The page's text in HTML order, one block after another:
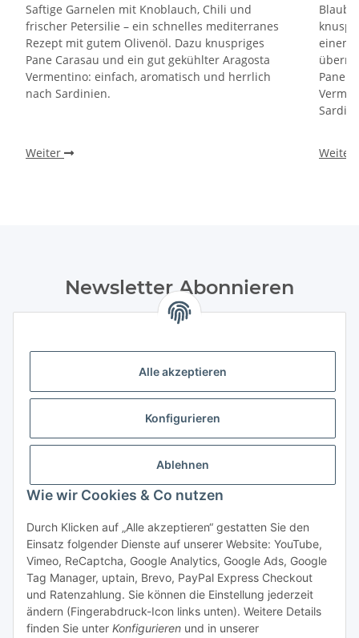
Alle akzeptieren
Konfigurieren
Ablehnen
Wie wir Cookies & Co nutzen
Durch Klicken auf „Alle akzeptieren“ gestatten Sie den
Einsatz folgender Dienste auf unserer Website: YouTube,
Vimeo, ReCaptcha, Google Analytics, Google Ads, Google
Tag Manager, uptain, Brevo, PayPal Express Checkout
und Ratenzahlung. Sie können die Einstellung jederzeit
ändern (Fingerabdruck-Icon links unten). Weitere Details
finden Sie unter Konfigurieren und in unserer
Saftige Garnelen mit Knoblauch, Chili und
frischer Petersilie – ein schnelles mediterranes
Rezept mit gutem Olivenöl. Dazu knuspriges
Pane Carasau und ein gut gekühlter Aragosta
Vermentino: einfach, aromatisch und herrlich
nach Sardinien.
Weiter
einem
Pane
Weiter
Newsletter Abonnieren
Bitte senden Sie mir entsprechend Ihrer
Informationen zu Ihrem Produktsortiment Weine und
Feinkost per E-Mail zu. Durch die Bestätigung
des „Abonnieren“-Buttons stimme ich zusätzlich der Analyse
durch individuelle Messung, Speicherung und Auswertung
von Öffnungsraten und der Klickraten zur Optimierung und
Gestaltung zukünftiger Newsletter zu. Hierfür wird
ausgewertet. Ein direkter Bezug zu meiner Person wird dabei
ausgeschlossen. Meine Einwilligung kann ich jederzeit mit
Wirkung für die Zukunft über den Link in unserem Newsletter
abbestellen / widerrufen.
Abonnieren
Newsletter Abonnieren
* Alle Preise inkl. gesetzlicher USt., zzgl. Versand 5,50€, ab 120€
versandkostenfrei - Verkauf von alkoholische Getränke ausschließlich an